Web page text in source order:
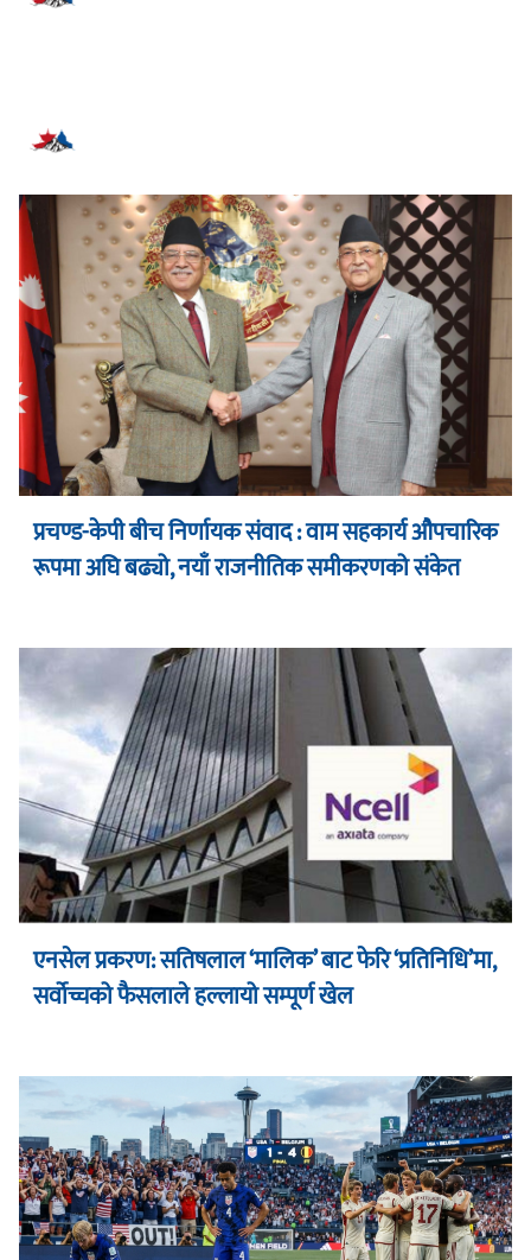
प्रचण्ड-केपी बीच निर्णायक संवाद : वाम सहकार्य औपचारिक
रूपमा अघि बढ्यो, नयाँ राजनीतिक समीकरणको संकेत
एनसेल प्रकरण: सतिषलाल ‘मालिक’ बाट फेरि ‘प्रतिनिधि’मा,
सर्वोच्चको फैसलाले हल्लायो सम्पूर्ण खेल